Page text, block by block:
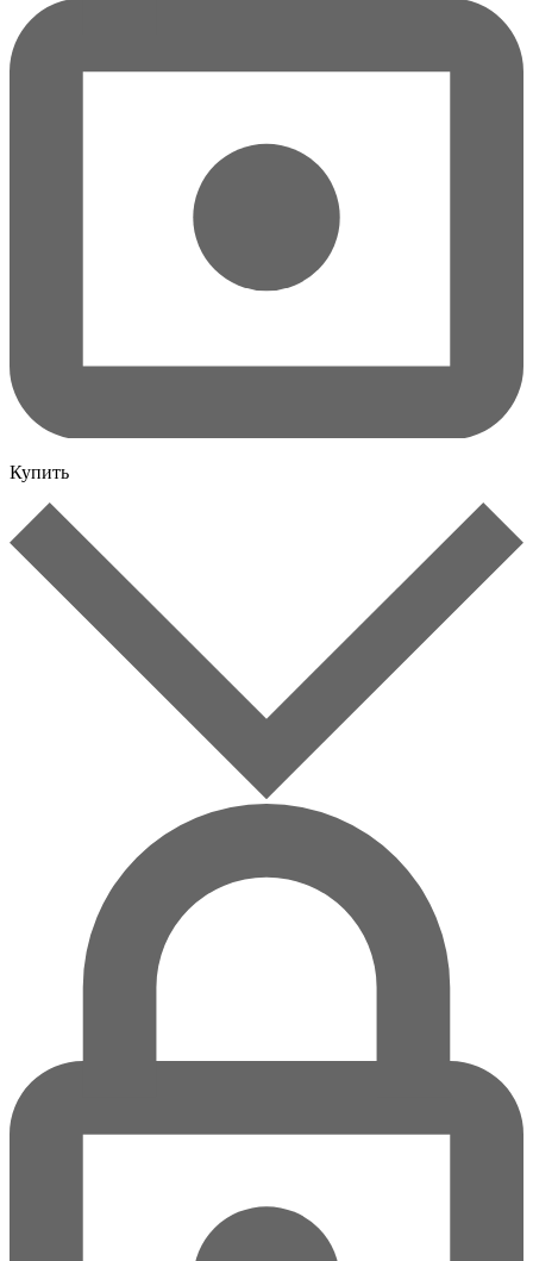
Купить